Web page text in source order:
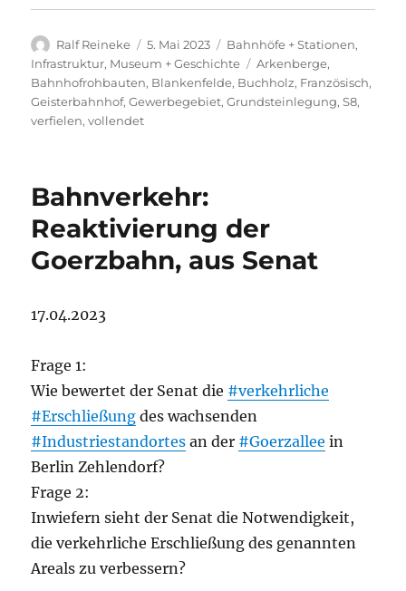
Autor
Ralf Reineke
Veröffentlicht
am
5. Mai 2023 Kategorien
Bahnhöfe + Stationen,
Infrastruktur, Museum + Geschichte Schlagwörter
Arkenberge,
Bahnhofrohbauten, Blankenfelde, Buchholz, Französisch,
Geisterbahnhof,Gewerbegebiet,Grundsteinlegung,S8,
verfielen,vollendet
Bahnverkehr:
Reaktivierung der
Goerzbahn, aus Senat
17.04.2023
Frage 1:
Wie bewertet der Senat die #verkehrliche
#Erschließung des wachsenden
#Industriestandortes an der #Goerzallee in
Berlin Zehlendorf?
Frage 2:
Inwiefern sieht der Senat die Notwendigkeit,
die verkehrliche Erschließung des genannten
Areals zu verbessern?